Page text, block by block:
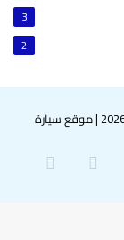
3
2
|موقع سيارة
انستقرام سناب